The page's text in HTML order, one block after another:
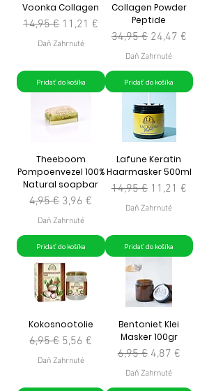
Voonka Collagen
Normálna cena
14,95 € Zľavnená cena
11,21 €
Daň Zahrnuté
Pridať do košíka
Collagen Powder
Peptide
Normálna cena
34,95 € Zľavnená cena
24,47 €
Daň Zahrnuté
Pridať do košíka
Theeboom
Pompoenvezel 100%
Natural soapbar
Normálna cena
4,95 € Zľavnená cena
3,96 €
Daň Zahrnuté
Pridať do košíka
Lafune Keratin
Haarmasker 500ml
Normálna cena
14,95 € Zľavnená cena
11,21 €
Daň Zahrnuté
Pridať do košíka
Kokosnootolie
Normálna cena
6,95 € Zľavnená cena
5,56 €
Daň Zahrnuté
Bentoniet Klei
Masker 100gr
Normálna cena
6,95 € Zľavnená cena
4,87 €
Daň Zahrnuté